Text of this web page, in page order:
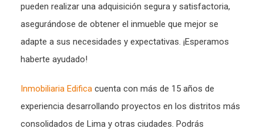
pueden realizar una adquisición segura y satisfactoria,
asegurándose de obtener el inmueble que mejor se
adapte a sus necesidades y expectativas. ¡Esperamos
haberte ayudado!
Inmobiliaria Edifica cuenta con más de 15 años de
experiencia desarrollando proyectos en los distritos más
consolidados de Lima y otras ciudades. Podrás